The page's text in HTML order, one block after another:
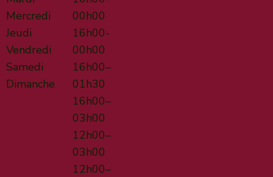
Mercredi
Jeudi
Vendredi
Samedi
Dimanche
00h00
16h00-
00h00
16h00–
01h30
16h00–
03h00
12h00–
03h00
12h00–